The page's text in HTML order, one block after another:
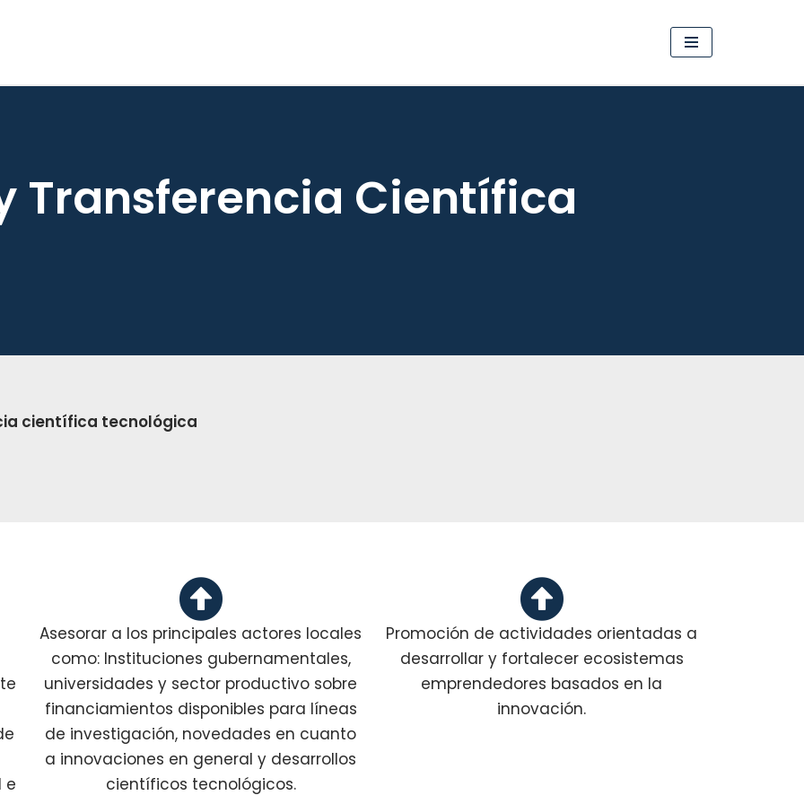
Transferencia Científica
científica tecnológica
e
Asesorar a los principales actores locales
como: Instituciones gubernamentales,
universidades y sector productivo sobre
financiamientos disponibles para líneas
de investigación, novedades en cuanto
a innovaciones en general y desarrollos
científicos tecnológicos.
Promoción de actividades orientadas a
desarrollar y fortalecer ecosistemas
emprendedores basados en la
innovación.